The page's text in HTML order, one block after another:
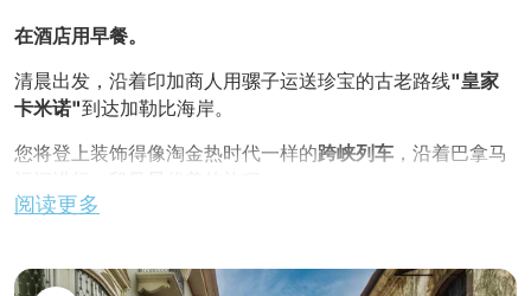
在酒店用早餐。
清晨出发，沿着印加商人用骡子运送珍宝的古老路线"皇家
卡米诺"到达加勒比海岸。
您将登上装饰得像淘金热时代一样的跨峡列车 ，沿着巴拿马
列为世界文化遗产的波尔托贝洛城墙小镇。
阅读更多